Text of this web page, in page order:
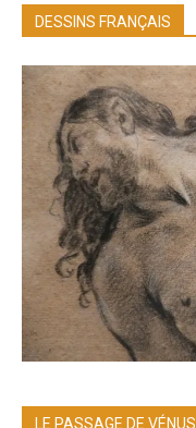
DESSINS FRANÇAIS
LE PASSAGE DE VÉNUS